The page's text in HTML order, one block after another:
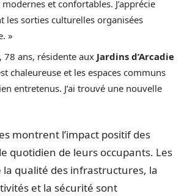
et confortables. J’apprécie
les sorties culturelles organisées
»
, 78 ans, résidente aux Jardins d’Arcadie
chaleureuse et les espaces communs
entretenus. J’ai trouvé une nouvelle
montrent l’impact positif des
quotidien de leurs occupants. Les
la qualité des infrastructures, la
et la sécurité sont